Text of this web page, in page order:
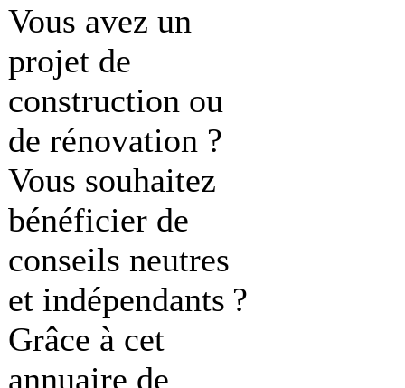
Vous avez un
projet de
construction ou
de rénovation ?
Vous souhaitez
bénéficier de
conseils neutres
et indépendants ?
Grâce à cet
annuaire de